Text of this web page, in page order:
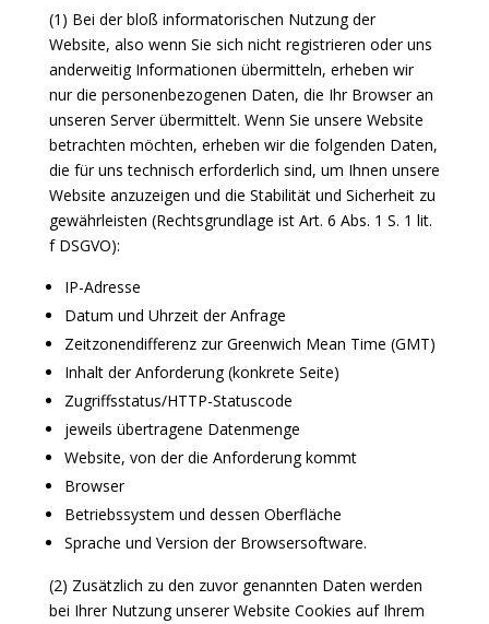
(1) Bei der bloß informatorischen Nutzung der
Website, also wenn Sie sich nicht registrieren oder uns
anderweitig Informationen übermitteln, erheben wir
nur die personenbezogenen Daten, die Ihr Browser an
unseren Server übermittelt. Wenn Sie unsere Website
betrachten möchten, erheben wir die folgenden Daten,
die für uns technisch erforderlich sind, um Ihnen unsere
Website anzuzeigen und die Stabilität und Sicherheit zu
gewährleisten (Rechtsgrundlage ist Art. 6 Abs. 1 S. 1 lit.
f DSGVO):
IP-Adresse
Datum und Uhrzeit der Anfrage
Zeitzonendifferenz zur Greenwich Mean Time (GMT)
Inhalt der Anforderung (konkrete Seite)
Zugriffsstatus/HTTP-Statuscode
jeweils übertragene Datenmenge
Website, von der die Anforderung kommt
Browser
Betriebssystem und dessen Oberfläche
Sprache und Version der Browsersoftware.
(2) Zusätzlich zu den zuvor genannten Daten werden
bei Ihrer Nutzung unserer Website Cookies auf Ihrem